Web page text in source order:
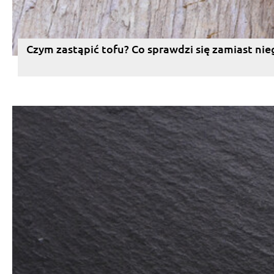
Czym zastąpić tofu? Co sprawdzi się zamiast